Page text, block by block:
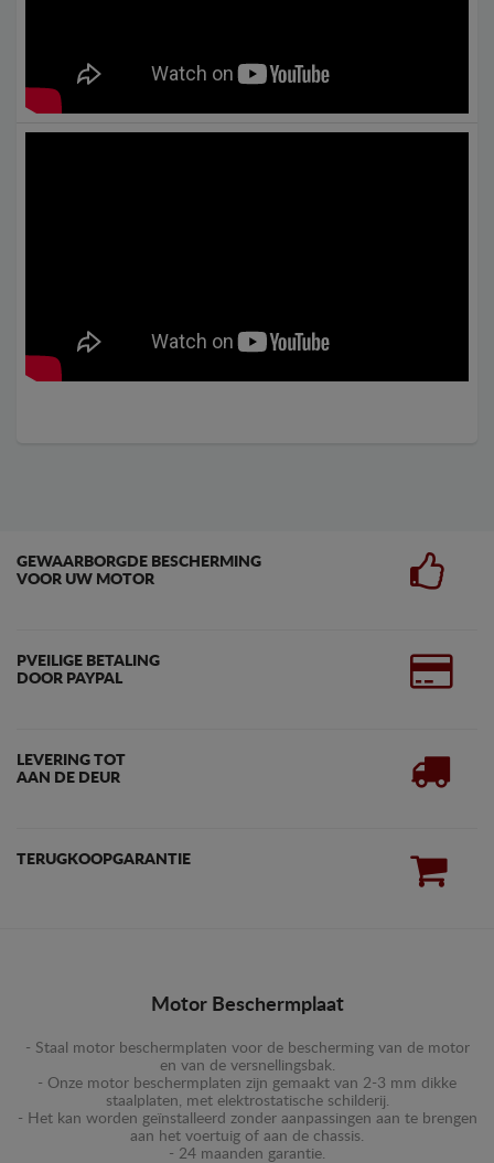
GEWAARBORGDE BESCHERMING
VOOR UW MOTOR
PVEILIGE BETALING
DOOR PAYPAL
LEVERING TOT
AAN DE DEUR
TERUGKOOPGARANTIE
Motor Beschermplaat
- Staal motor beschermplaten voor de bescherming van de motor
en van de versnellingsbak.
- Onze motor beschermplaten zijn gemaakt van 2-3 mm dikke
staalplaten, met elektrostatische schilderij.
- Het kan worden geïnstalleerd zonder aanpassingen aan te brengen
aan het voertuig of aan de chassis.
- 24 maanden garantie.